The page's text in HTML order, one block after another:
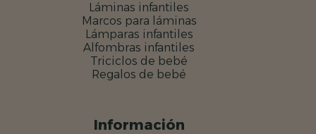
Láminas infantiles
Marcos para láminas
Lámparas infantiles
Alfombras infantiles
Triciclos de bebé
Regalos de bebé
Información